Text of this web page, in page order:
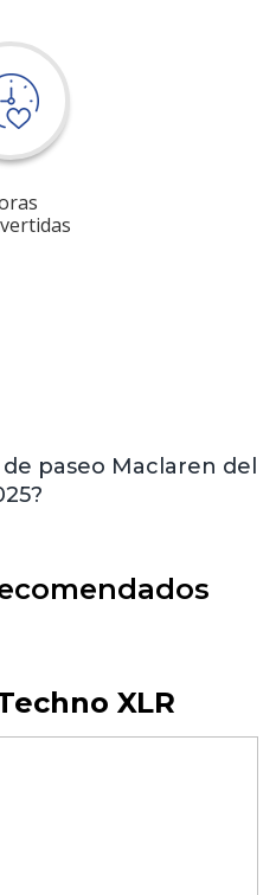
paseo Maclaren del
XLR